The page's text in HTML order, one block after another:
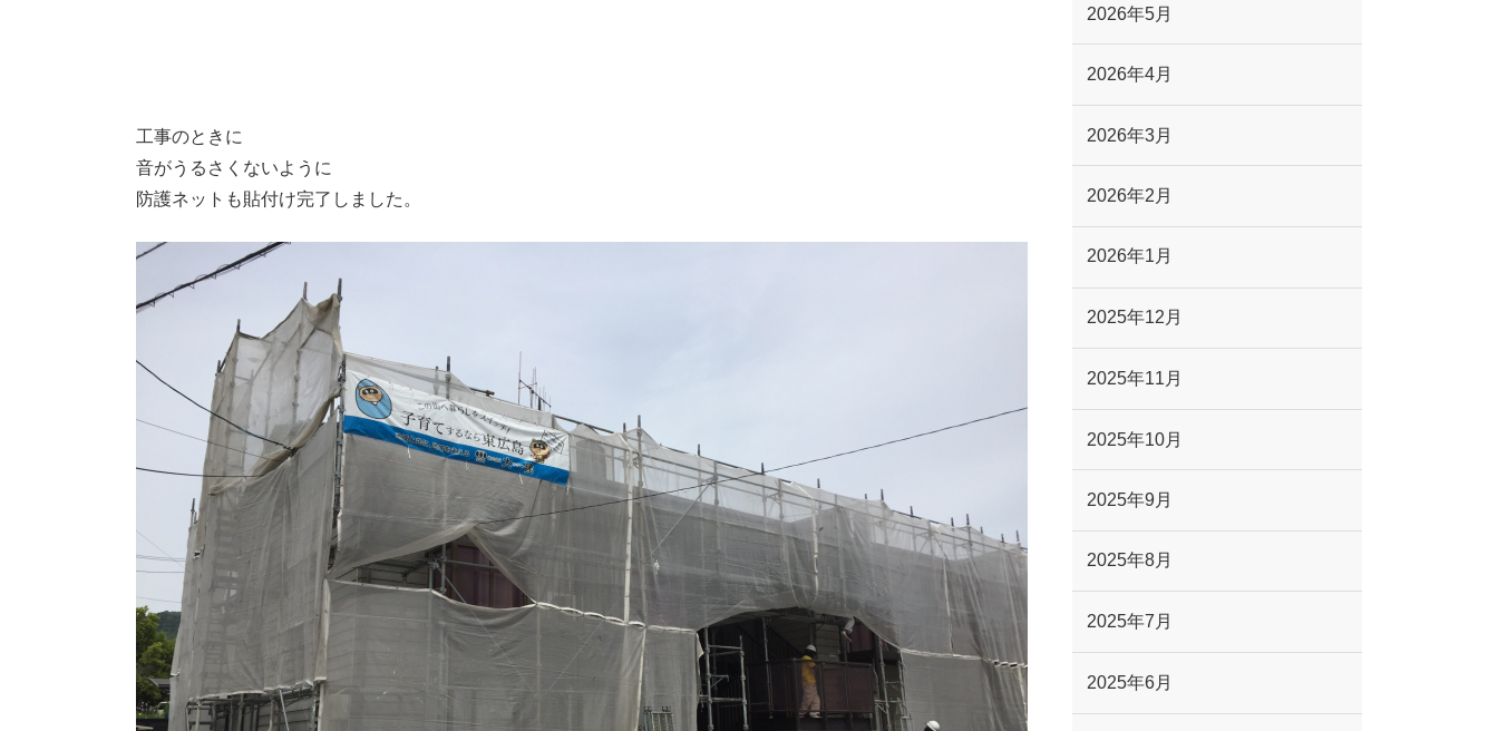
工事のときに
音がうるさくないように
防護ネットも貼付け完了しました。
2026年5月
2026年4月
2026年3月
2026年2月
2026年1月
2025年12月
2025年11月
2025年10月
2025年9月
2025年8月
2025年7月
2025年6月